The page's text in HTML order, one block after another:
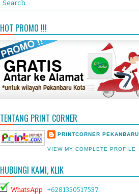
HOT PROMO !!!
TENTANG PRINT CORNER
PRINTCORNER PEKANBARU
VIEW MY COMPLETE PROFILE
HUBUNGI KAMI, KLIK
WhatsApp : +6281350517537